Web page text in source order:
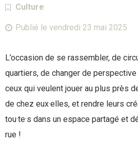
Catégorie :
Culture
Publié le vendredi 23 mai 2025
L’occasion de se rassembler, de
quartiers, de changer de
ceux qui veulent jouer au plus près
de chez eux·elles, et rendre leurs
tou·te·s dans un espace partagé et
rue !